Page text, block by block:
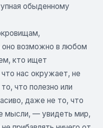
обыденному
оно возможно в любом
кто ищет
нас окружает, не
что полезно или
даже не то, что
мысли, — увидеть мир,